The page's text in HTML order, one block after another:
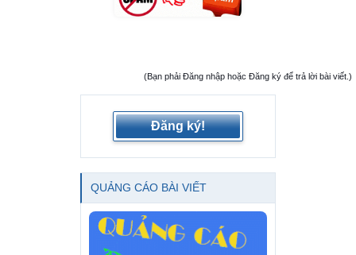
(Bạn phải Đăng nhập hoặc Đăng ký để trả lời bài viết.)
Đăng ký!
QUẢNG CÁO BÀI VIẾT